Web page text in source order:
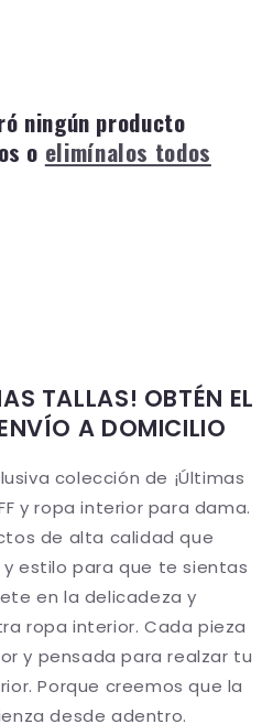
ningún producto
o elimínalos todos
TALLAS! OBTÉN EL
A DOMICILIO
colección de ¡Últimas
y ropa interior para dama.
de alta calidad que
estilo para que te sientas
en la delicadeza y
ropa interior. Cada pieza
y pensada para realzar tu
Porque creemos que la
desde adentro.